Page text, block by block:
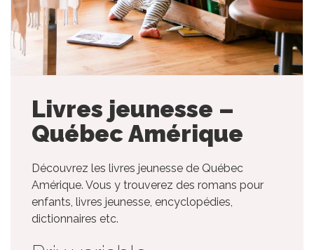
Livres jeunesse –
Québec Amérique
Découvrez les livres jeunesse de Québec
Amérique. Vous y trouverez des romans pour
enfants, livres jeunesse, encyclopédies,
dictionnaires etc.